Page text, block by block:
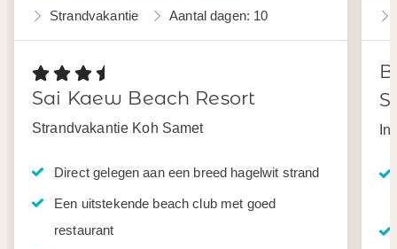
Strandvakantie Aantal dagen: 10
Sai Kaew Beach Resort
Strandvakantie Koh Samet
Direct gelegen aan een breed hagelwit strand
Een uitstekende beach club met goed
restaurant